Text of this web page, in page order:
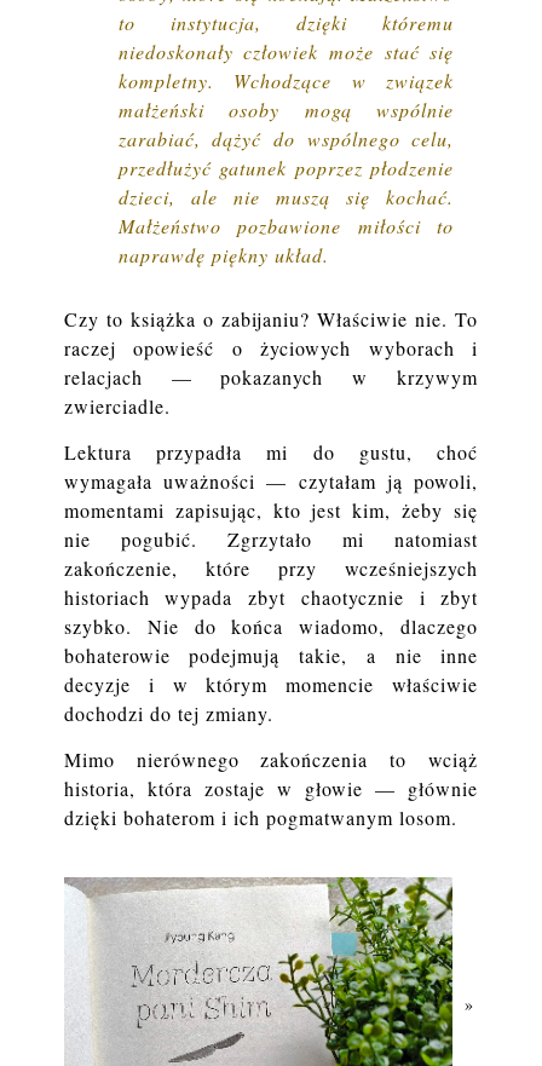
to instytucja, dzięki któremu
niedoskonały człowiek może stać się
kompletny. Wchodzące w związek
małżeński osoby mogą wspólnie
zarabiać, dążyć do wspólnego celu,
przedłużyć gatunek poprzez płodzenie
dzieci, ale nie muszą się kochać.
Małżeństwo pozbawione miłości to
naprawdę piękny układ.
Czy to książka o zabijaniu? Właściwie nie. To
raczej opowieść o życiowych wyborach i
relacjach — pokazanych w krzywym
zwierciadle.
Lektura przypadła mi do gustu, choć
wymagała uważności — czytałam ją powoli,
momentami zapisując, kto jest kim, żeby się
nie pogubić. Zgrzytało mi natomiast
zakończenie, które przy wcześniejszych
historiach wypada zbyt chaotycznie i zbyt
szybko. Nie do końca wiadomo, dlaczego
bohaterowie podejmują takie, a nie inne
decyzje i w którym momencie właściwie
dochodzi do tej zmiany.
Mimo nierównego zakończenia to wciąż
historia, która zostaje w głowie — głównie
dzięki bohaterom i ich pogmatwanym losom.